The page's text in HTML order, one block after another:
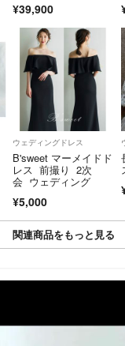
¥39,900
ウェディングドレス
B'sweet マーメイドド
レス 前撮り 2次
会 ウェディング
¥5,000
関連商品をもっと見る